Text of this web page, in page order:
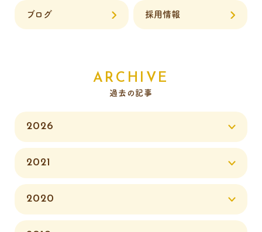
ブログ 採用情報
ARCHIVE
過去の記事
2026
2021
2020